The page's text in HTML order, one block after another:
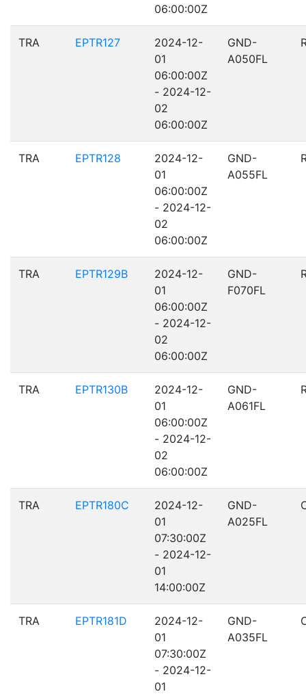
06:00:00Z
TRA EPTR127
2024-12-
01
06:00:00Z
- 2024-12-
02
06:00:00Z
GND-
A050FL
TRA EPTR128
2024-12-
01
06:00:00Z
- 2024-12-
02
06:00:00Z
GND-
A055FL
TRA EPTR129B
2024-12-
01
06:00:00Z
- 2024-12-
02
06:00:00Z
GND-
F070FL
TRA EPTR130B
2024-12-
01
06:00:00Z
- 2024-12-
02
06:00:00Z
GND-
A061FL
TRA EPTR180C
2024-12-
01
07:30:00Z
- 2024-12-
01
14:00:00Z
GND-
A025FL
TRA EPTR181D
2024-12-
01
07:30:00Z
- 2024-12-
01
GND-
A035FL